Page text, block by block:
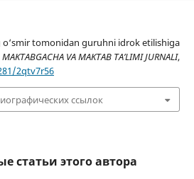
tomonidan guruhni idrok etilishiga
MAKTABGACHA VA MAKTAB TA’LIMI JURNALI,
2qtv7r56
ссылок
статьи этого автора